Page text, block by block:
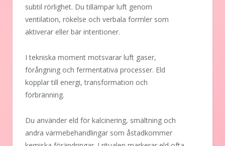
subtil rörlighet. Du tillämpar luft genom
ventilation, rökelse och verbala formler som
aktiverar eller bär intentioner.
I tekniska moment motsvarar luft gaser,
förångning och fermentativa processer. Eld
kopplar till energi, transformation och
förbränning.
Du använder eld för kalcinering, smältning och
andra värmebehandlingar som åstadkommer